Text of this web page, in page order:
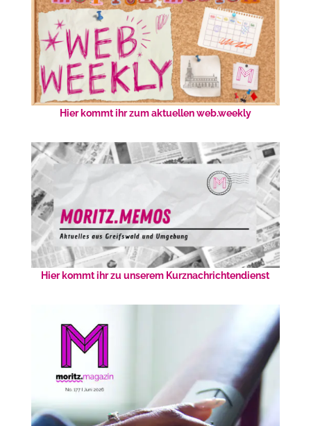
Hier kommt ihr zum aktuellen web.weekly
Hier kommt ihr zu unserem Kurznachrichtendienst